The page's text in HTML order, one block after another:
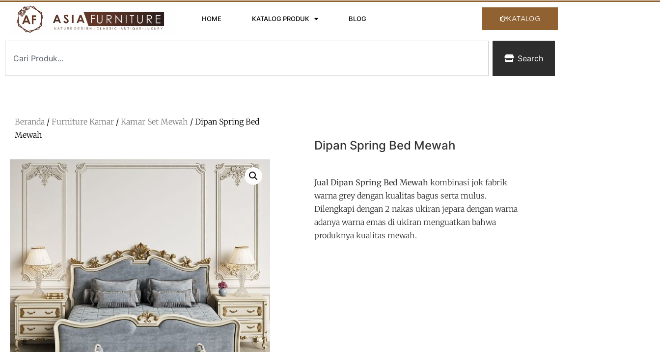
HOME KATALOG PRODUK BLOG KATALOG
Search
Beranda / Furniture Kamar / Kamar Set Mewah / Dipan Spring Bed
Mewah
Dipan Spring Bed Mewah
Jual Dipan Spring Bed Mewah kombinasi jok fabrik
warna grey dengan kualitas bagus serta mulus.
Dilengkapi dengan 2 nakas ukiran jepara dengan warna
adanya warna emas di ukiran menguatkan bahwa
produknya kualitas mewah.